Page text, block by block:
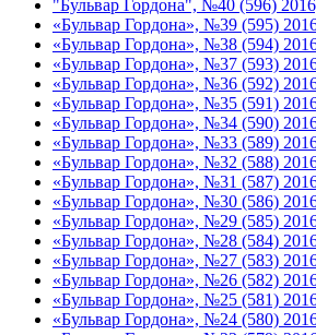
"Бульвар Гордона", №40 (596)
«Бульвар Гордона», №39 (595)
«Бульвар Гордона», №38 (594)
«Бульвар Гордона», №37 (593)
«Бульвар Гордона», №36 (592)
«Бульвар Гордона», №35 (591)
«Бульвар Гордона», №34 (590)
«Бульвар Гордона», №33 (589)
«Бульвар Гордона», №32 (588)
«Бульвар Гордона», №31 (587)
«Бульвар Гордона», №30 (586)
«Бульвар Гордона», №29 (585)
«Бульвар Гордона», №28 (584)
«Бульвар Гордона», №27 (583)
«Бульвар Гордона», №26 (582)
«Бульвар Гордона», №25 (581)
«Бульвар Гордона», №24 (580)